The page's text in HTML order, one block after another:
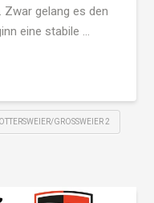
Zwar gelang es den
eine stabile …
GROSSWEIER 2